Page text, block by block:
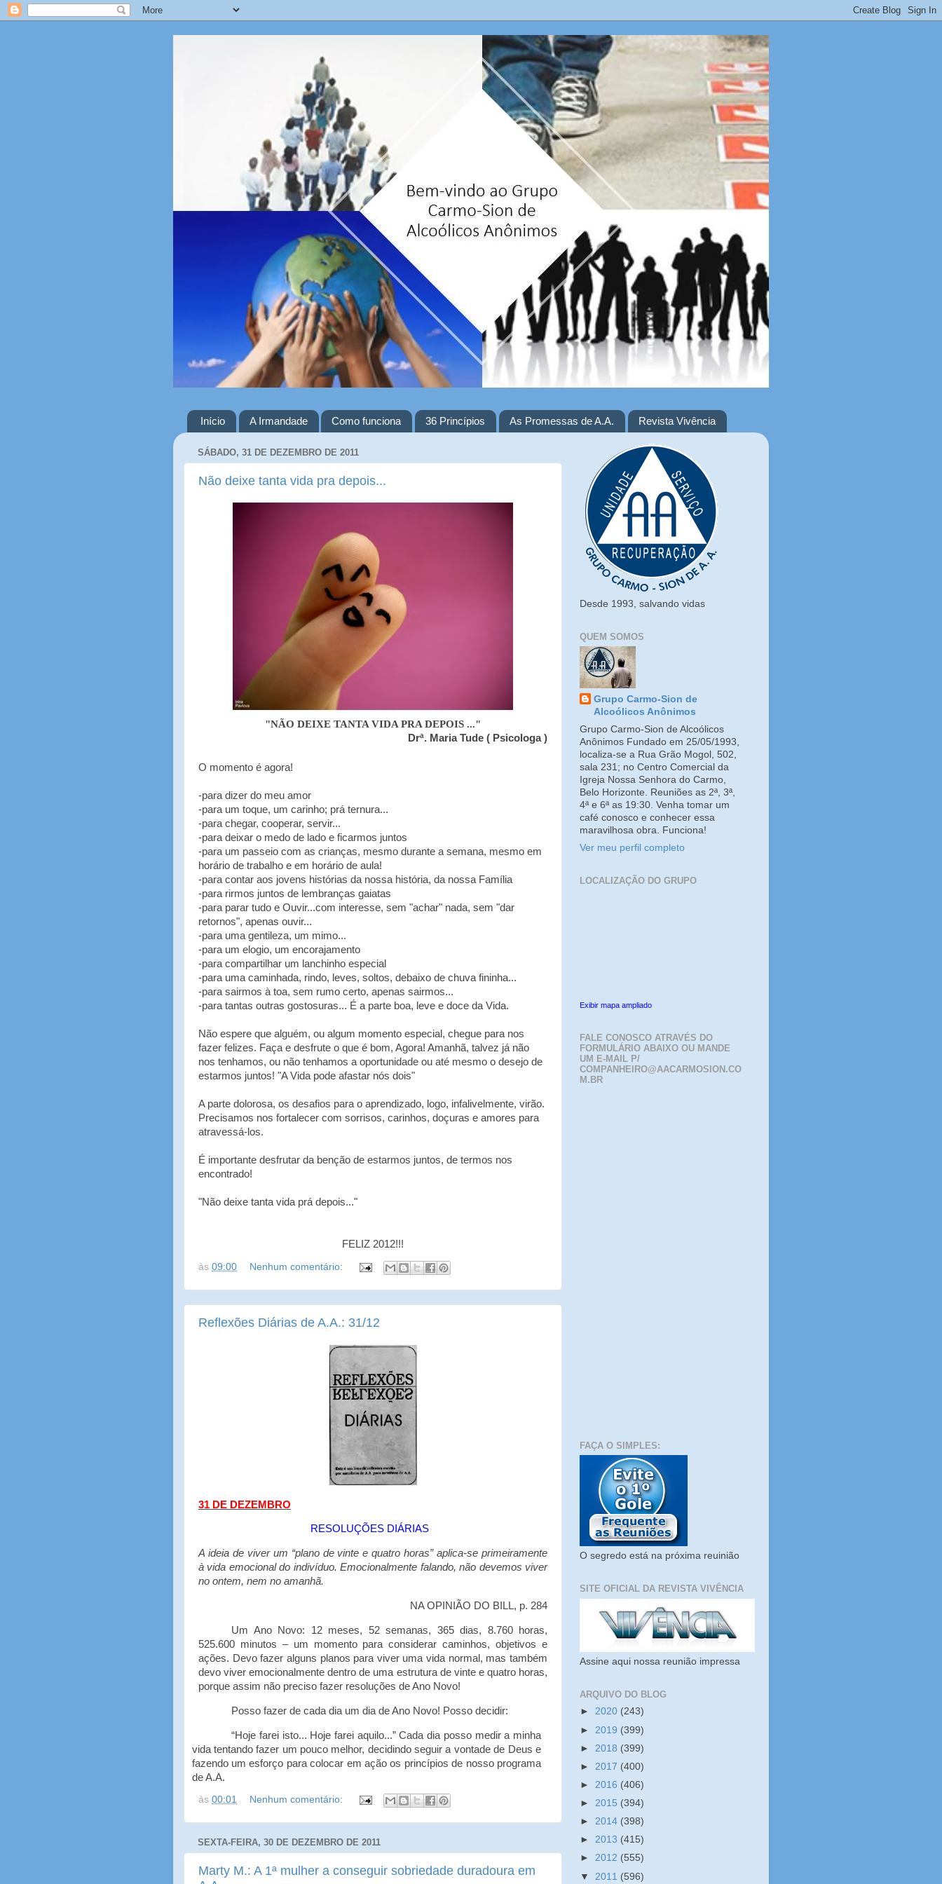
Início A Irmandade Como funciona 36 Princípios As Promessas de A.A. Revista Vivência
SÁBADO, 31 DE DEZEMBRO DE 2011
Não deixe tanta vida pra depois...
"NÃO DEIXE TANTA VIDA PRA DEPOIS ..."
Drª. Maria Tude ( Psicologa )
O momento é agora!
-para dizer do meu amor
-para um toque, um carinho; prá ternura...
-para chegar, cooperar, servir...
-para deixar o medo de lado e ficarmos juntos
-para um passeio com as crianças, mesmo durante a semana, mesmo em
horário de trabalho e em horário de aula!
-para contar aos jovens histórias da nossa história, da nossa Família
-para rirmos juntos de lembranças gaiatas
-para parar tudo e Ouvir...com interesse, sem "achar" nada, sem "dar
retornos", apenas ouvir...
-para uma gentileza, um mimo...
-para um elogio, um encorajamento
-para compartilhar um lanchinho especial
-para uma caminhada, rindo, leves, soltos, debaixo de chuva fininha...
-para sairmos à toa, sem rumo certo, apenas sairmos...
-para tantas outras gostosuras... É a parte boa, leve e doce da Vida.
Não espere que alguém, ou algum momento especial, chegue para nos
fazer felizes. Faça e desfrute o que é bom, Agora! Amanhã, talvez já não
nos tenhamos, ou não tenhamos a oportunidade ou até mesmo o desejo de
estarmos juntos! "A Vida pode afastar nós dois"
A parte dolorosa, os desafios para o aprendizado, logo, infalivelmente, virão.
Precisamos nos fortalecer com sorrisos, carinhos, doçuras e amores para
atravessá-los.
É importante desfrutar da benção de estarmos juntos, de termos nos
encontrado!
"Não deixe tanta vida prá depois..."
FELIZ 2012!!!
às 09:00 Nenhum comentário:
Reflexões Diárias de A.A.: 31/12
31 DE DEZEMBRO
RESOLUÇÕES DIÁRIAS
A ideia de viver um “plano de vinte e quatro horas” aplica-se primeiramente
à vida emocional do indivíduo. Emocionalmente falando, não devemos viver
no ontem, nem no amanhã.
NA OPINIÃO DO BILL, p. 284
Um Ano Novo: 12 meses, 52 semanas, 365 dias, 8.760 horas,
525.600 minutos – um momento para considerar caminhos, objetivos e
ações. Devo fazer alguns planos para viver uma vida normal, mas também
devo viveremocionalmente dentro de uma estrutura de vinte e quatro horas,
porque assim não preciso fazer resoluções de Ano Novo!
Posso fazer de cada dia um dia de Ano Novo! Posso decidir:
“Hoje farei isto... Hoje farei aquilo...” Cada dia posso medir a minha
vida tentando fazer um pouco melhor, decidindo seguir a vontade de Deus e
fazendo um esforço para colocar em ação os princípios de nosso programa
de A.A.
às 00:01 Nenhum comentário:
SEXTA-FEIRA, 30 DE DEZEMBRO DE 2011
Marty M.: A 1ª mulher a conseguir sobriedade duradoura em
Desde 1993, salvando vidas
QUEM SOMOS
Grupo Carmo-Sion de
Alcoólicos Anônimos
Grupo Carmo-Sion de Alcoólicos
Anônimos Fundado em 25/05/1993,
localiza-se a Rua Grão Mogol, 502,
sala 231; no Centro Comercial da
Igreja Nossa Senhora do Carmo,
Belo Horizonte. Reuniões as 2ª, 3ª,
4ª e 6ª as 19:30. Venha tomar um
café conosco e conhecer essa
maravilhosa obra. Funciona!
Ver meu perfil completo
LOCALIZAÇÃO DO GRUPO
Exibir mapa ampliado
FALE CONOSCO ATRAVÉS DO
FORMULÁRIO ABAIXO OU MANDE
UM E-MAIL P/
COMPANHEIRO@AACARMOSION.CO
M.BR
FAÇA O SIMPLES:
O segredo está na próxima reuinião
SITE OFICIAL DA REVISTA VIVÊNCIA
Assine aqui nossa reunião impressa
ARQUIVO DO BLOG
► 2020 (243)
► 2019 (399)
► 2018 (399)
► 2017 (400)
► 2016 (406)
► 2015 (394)
► 2014 (398)
► 2013 (415)
► 2012 (555)
▼ 2011 (596)